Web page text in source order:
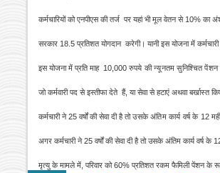
कर्मचारियों को एनपीएस की तर्ज पर यहां भी मूल वेतन से 10% का
सरकार 18.5 प्रतिशत योगदान करेगी। यानी इस योजना में
इस योजना में प्रति माह 10,000 रुपये की न्यूनतम सुनिश्चित पेंशन
जो कर्मवारी पद से इस्तीफा देते हैं, या सेवा से हटाएं अथवाबर्खास्त
कर्मचारी ने 25 वर्षों की सेवा दी हैतो उसके अंतिम कार्य वर्ष के 12
अगर कर्मचारी ने 25 वर्षों की सेवा दी है तो उसके अंतिम कार्य वर्ष
मृत्यु के मामले में, परिवार को 60% प्रतिशत रकम फैमिली पेंशन के